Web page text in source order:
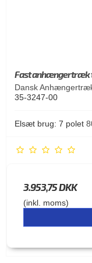
Fast anhængertræk
Dansk
35-3247-00
Elsæt brug: 7 polet
3.953,75 DKK
(inkl. moms)